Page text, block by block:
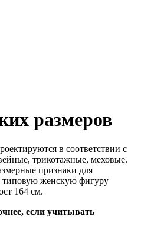
размеров
в соответствии с
трикотажные, меховые.
признаки для
типовую женскую фигуру
164 см.
если учитывать